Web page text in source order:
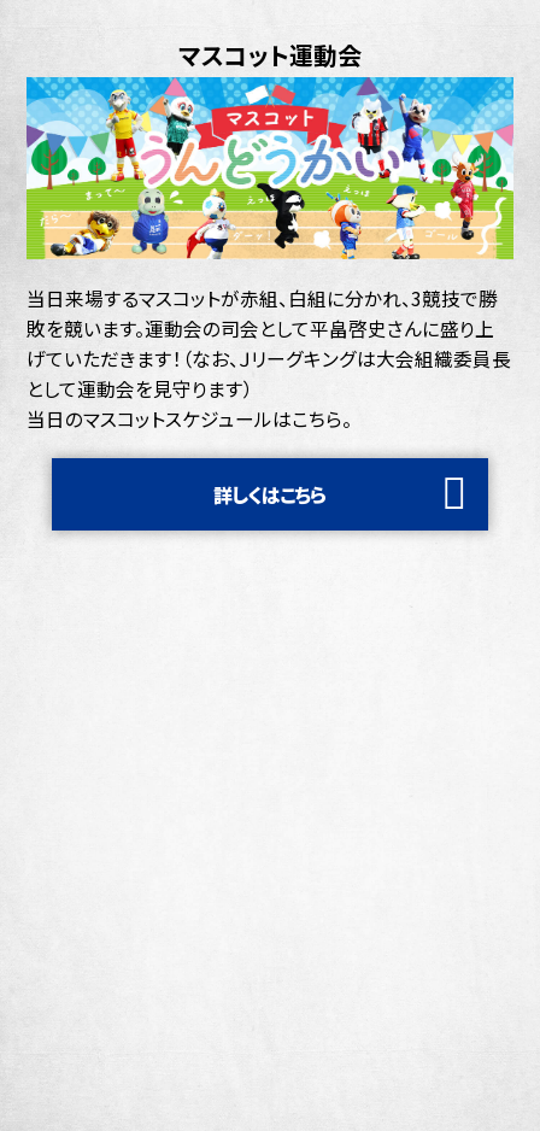
マスコット運動会
当日来場するマスコットが赤組、白組に分かれ、3競技で勝
敗を競います。運動会の司会として平畠啓史さんに盛り上
げていただきます！（なお、Ｊリーグキングは大会組織委員長
として運動会を見守ります）
当日のマスコットスケジュールはこちら。
詳しくはこちら